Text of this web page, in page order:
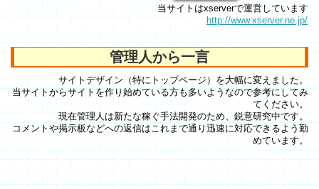
当サイトはxserverで運営しています
http://www.xserver.ne.jp/
管理人から一言
サイトデザイン（特にトップページ）を大幅に変えました。
当サイトからサイトを作り始めている方も多いようなので参考にしてみ
てください。
現在管理人は新たな稼ぐ手法開発のため、鋭意研究中です。
コメントや掲示板などへの返信はこれまで通り迅速に対応できるよう勤
めています。